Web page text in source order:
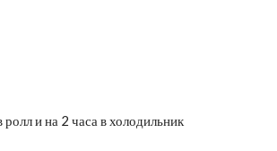
и на 2 часа в холодильник